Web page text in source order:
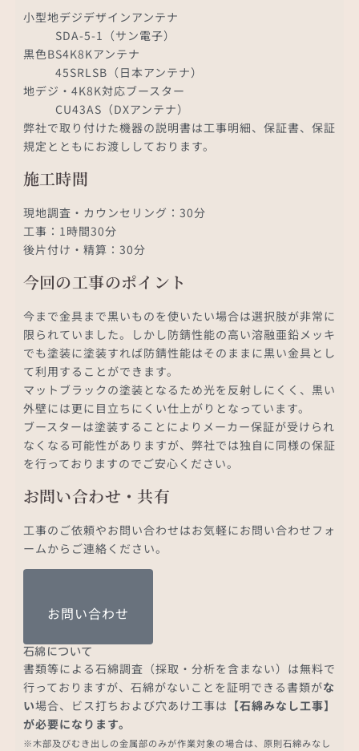
小型地デジデザインアンテナ
SDA-5-1（サン電子）
黒色BS4K8Kアンテナ
45SRLSB（日本アンテナ）
地デジ・4K8K対応ブースター
CU43AS（DXアンテナ）
弊社で取り付けた機器の説明書は工事明細、保証書、保証
規定とともにお渡ししております。
施工時間
現地調査・カウンセリング：30分
工事：1時間30分
後片付け・精算：30分
今回の工事のポイント
今まで金具まで黒いものを使いたい場合は選択肢が非常に
限られていました。しかし防錆性能の高い溶融亜鉛メッキ
でも塗装に塗装すれば防錆性能はそのままに黒い金具とし
て利用することができます。
マットブラックの塗装となるため光を反射しにくく、黒い
外壁には更に目立ちにくい仕上がりとなっています。
ブースターは塗装することによりメーカー保証が受けられ
なくなる可能性がありますが、弊社では独自に同様の保証
を行っておりますのでご安心ください。
お問い合わせ・共有
工事のご依頼やお問い合わせはお気軽にお問い合わせフォ
ームからご連絡ください。
お問い合わせ
石綿について
書類等による石綿調査（採取・分析を含まない）は無料で
行っておりますが、石綿がないことを証明できる書類がな
い場合、ビス打ちおよび穴あけ工事は 【石綿みなし工事】
が必要になります。
※木部及びむき出しの金属部のみが作業対象の場合は、原則石綿みなし